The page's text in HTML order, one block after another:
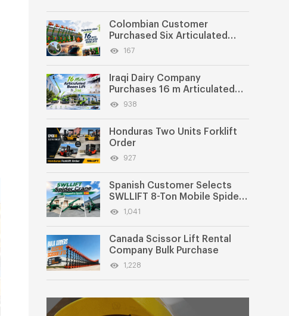
Colombian Customer
Purchased Six Articulated
Boom Lifts from SWLLIFT
167
Iraqi Dairy Company
Purchases 16 m Articulated
Boom Lift
938
Honduras Two Units Forklift
Order
927
Spanish Customer Selects
SWLLIFT 8-Ton Mobile Spider
Crane
1,041
Canada Scissor Lift Rental
Company Bulk Purchase
1,228